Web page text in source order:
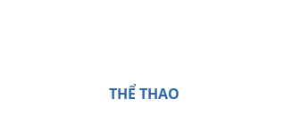
THỂ THAO